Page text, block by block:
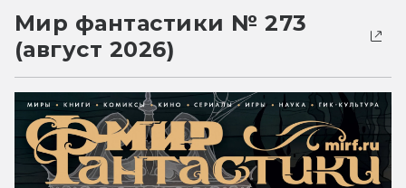
Мир фантастики № 273
(август 2026)